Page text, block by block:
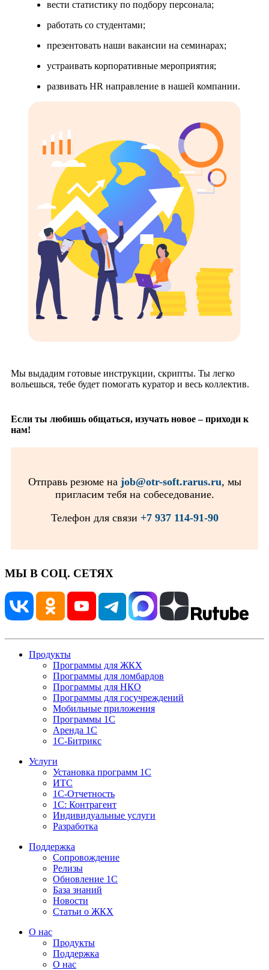
вести статистику по подбору персонала;
работать со студентами;
презентовать наши вакансии на семинарах;
устраивать корпоративные мероприятия;
развивать HR направление в нашей компании.
Мы выдадим готовые инструкции, скрипты. Ты легко
вольешься, тебе будет помогать куратор и весь коллектив.
Если ты любишь общаться, изучать новое – приходи к
нам!
Отправь резюме на job@otr-soft.rarus.ru, мы
пригласим тебя на собеседование.
Телефон для связи +7 937 114-91-90
МЫ В СОЦ. СЕТЯХ
Продукты
Программы для ЖКХ
Программы для ломбардов
Программы для НКО
Программы для госучреждений
Мобильные приложения
Программы 1С
Аренда 1С
1С-Битрикс
Услуги
Установка программ 1С
ИТС
1С-Отчетность
1С: Контрагент
Индивидуальные услуги
Разработка
Поддержка
Сопровождение
Релизы
Обновление 1С
База знаний
Новости
Статьи о ЖКХ
О нас
Продукты
Поддержка
О нас